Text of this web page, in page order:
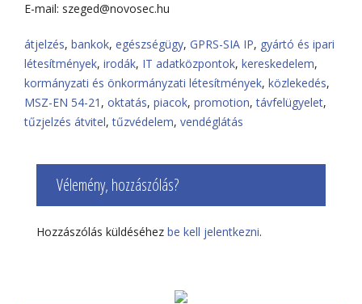
E-mail: szeged@novosec.hu
átjelzés, bankok, egészségügy, GPRS-SIA IP, gyártó és ipari
létesítmények, irodák, IT adatközpontok, kereskedelem,
kormányzati és önkormányzati létesítmények, közlekedés,
MSZ-EN 54-21 , oktatás, piacok, promotion,távfelügyelet,
tűzjelzés átvitel,tűzvédelem, vendéglátás
Vélemény, hozzászólás?
Hozzászólás küldéséhez be kell jelentkezni.